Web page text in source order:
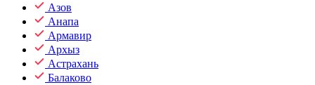
Азов
Анапа
Армавир
Архыз
Астрахань
Балаково